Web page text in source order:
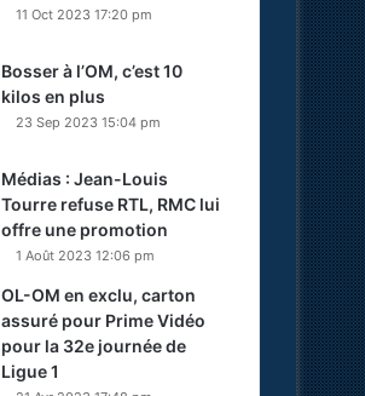
11 Oct 2023 17:20 pm
Bosser à l’OM, c’est 10
kilos en plus
23 Sep 2023 15:04 pm
Médias : Jean-Louis
Tourre refuse RTL, RMC lui
offre une promotion
1 Août 2023 12:06 pm
OL-OM en exclu, carton
assuré pour Prime Vidéo
pour la 32e journée de
Ligue 1